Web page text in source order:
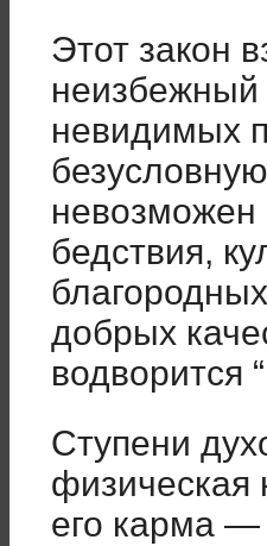
Этот закон
неизбежный
невидимых
невозможен
бедствия,
добрых
водворится
Ступени
физическая
его карма —